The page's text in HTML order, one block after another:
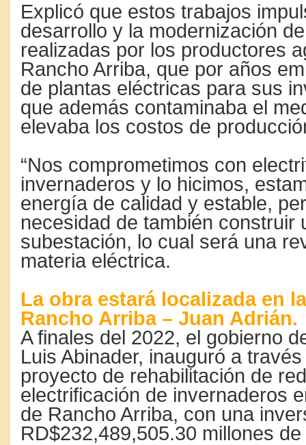
Explicó que estos trabajos
desarrollo y la modernización
realizadas por los productores
Rancho Arriba, que por años
de plantas eléctricas para sus
que además contaminaba el
elevaba los costos de
“Nos comprometimos con
invernaderos y lo hicimos,
energía de calidad y estable,
necesidad de también construir
subestación, lo cual será una
materia eléctrica.
La obra estará localizada en
Rancho Arriba – Juan Adrián.
A finales del 2022, el gobierno
Luis Abinader, inauguró a
proyecto de rehabilitación de
electrificación de invernaderos
de Rancho Arriba, con una
RD$232,489,505.30 millones